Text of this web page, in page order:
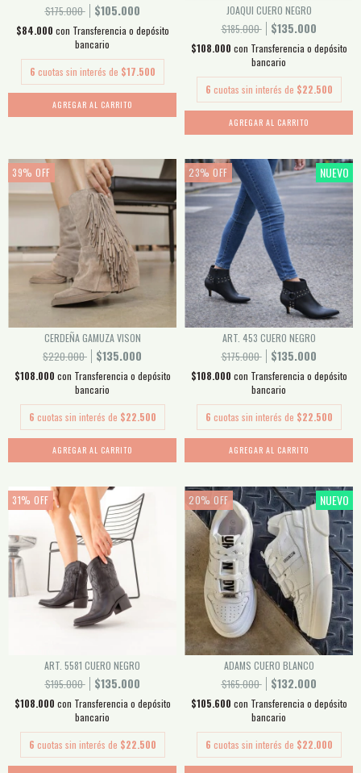
$175.000
$105.000
$84.000 con Transferencia o depósito
bancario
6 cuotas sin interés de $17.500
AGREGAR AL CARRITO
JOAQUI CUERO NEGRO
$185.000
$135.000
$108.000 con Transferencia o depósito
bancario
6 cuotas sin interés de $22.500
AGREGAR AL CARRITO
39% OFF
CERDEÑA GAMUZA VISON
$220.000
$135.000
$108.000 con Transferencia o depósito
bancario
6 cuotas sin interés de $22.500
AGREGAR AL CARRITO
23% OFF NUEVO
ART. 453 CUERO NEGRO
$175.000
$135.000
$108.000 con Transferencia o depósito
bancario
6 cuotas sin interés de $22.500
AGREGAR AL CARRITO
31% OFF
ART. 5581 CUERO NEGRO
$195.000
$135.000
$108.000 con Transferencia o depósito
bancario
6 cuotas sin interés de $22.500
20% OFF NUEVO
ADAMS CUERO BLANCO
$165.000
$132.000
$105.600 con Transferencia o depósito
bancario
6 cuotas sin interés de $22.000